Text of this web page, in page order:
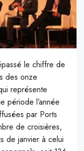
le chiffre de
des onze
représente
période l’année
par Ports
de croisières,
de janvier à celui